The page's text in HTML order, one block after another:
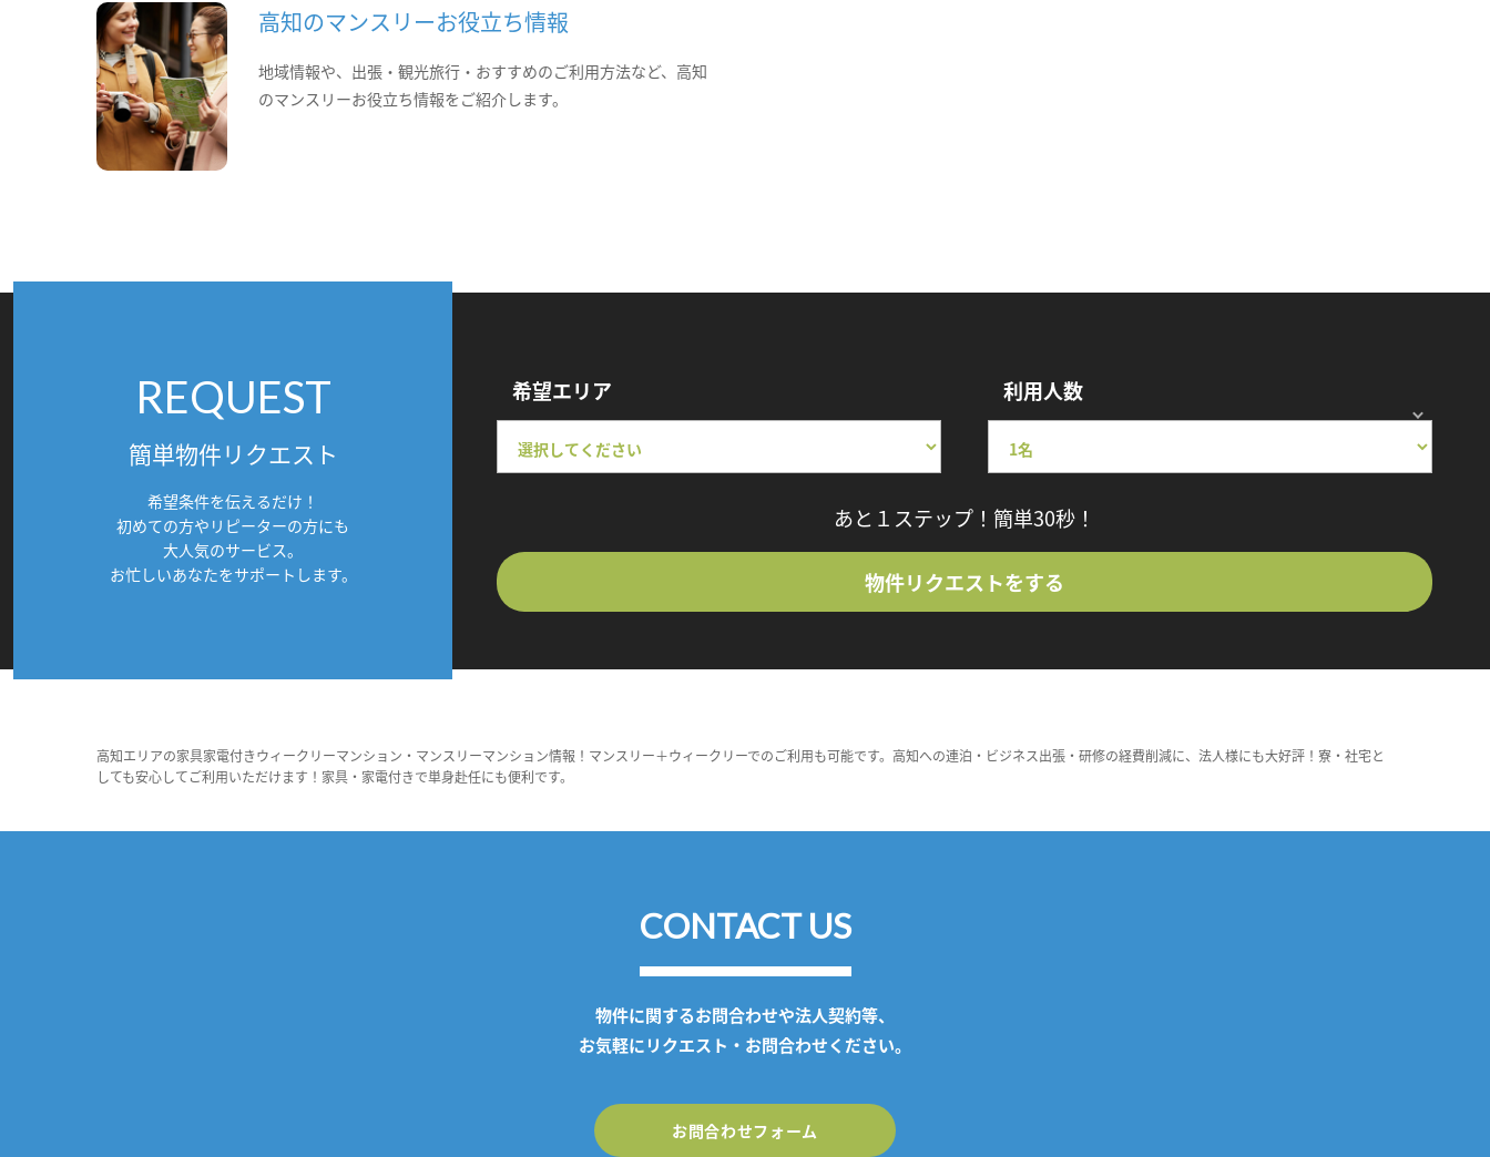
高知のマンスリーお役立ち情報
地域情報や、出張・観光旅行・おすすめのご利用方法など、高知
のマンスリーお役立ち情報をご紹介します。
REQUEST
簡単物件リクエスト
希望条件を伝えるだけ！
初めての方やリピーターの方にも
大人気のサービス。
お忙しいあなたをサポートします。
希望エリア 利用人数
あと１ステップ！簡単30秒！
物件リクエストをする
高知エリアの家具家電付きウィークリーマンション・マンスリーマンション情報！マンスリー＋ウィークリーでのご利用も可能です。高知への連泊・ビジネス出張・研修の経費削減に、法人様にも大好評！寮・社宅と
しても安心してご利用いただけます！家具・家電付きで単身赴任にも便利です。
CONTACT US
物件に関するお問合わせや法人契約等、
お気軽にリクエスト・お問合わせください。
お問合わせフォーム